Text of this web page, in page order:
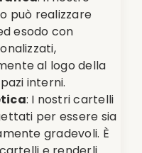
può realizzare
esodo con
al logo della
interni.
: I nostri cartelli
per essere sia
gradevoli. È